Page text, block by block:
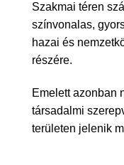
Szakmai téren
színvonalas,
hazai és
részére.
Emelett azonban
társadalmi
területen jelenik